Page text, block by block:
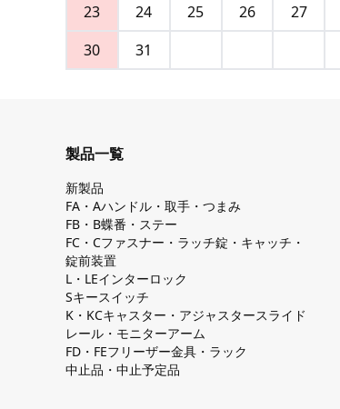
23
24 25 26 27
30
31
製品一覧
新製品
FA・Aハンドル・取手・つまみ
FB・B蝶番・ステー
FC・Cファスナー・ラッチ錠・キャッチ・
錠前装置
L・LEインターロック
Sキースイッチ
K・KCキャスター・アジャスタースライド
レール・モニターアーム
FD・FEフリーザー金具・ラック
中止品・中止予定品